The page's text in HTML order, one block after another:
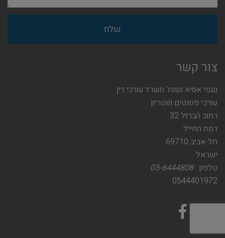
צור קשר
נעמי אסיא ושות' משרד עורכי דין
עורכי פטנטים ונוטריון
רחוב הברזל 32
רמת החייל
תל-אביב 69710
ישראל
טלפון :03-6444808
0544401972